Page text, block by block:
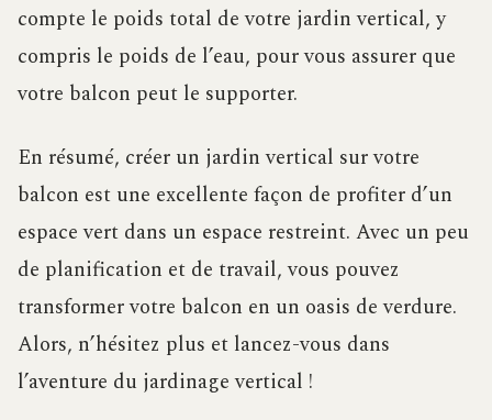
compte le poids total de votre jardin vertical, y
compris le poids de l’eau, pour vous assurer que
votre balcon peut le supporter.
En résumé, créer un jardin vertical sur votre
balcon est une excellente façon de profiter d’un
espace vert dans un espace restreint. Avec un peu
de planification et de travail, vous pouvez
transformer votre balcon en un oasis de verdure.
Alors, n’hésitez plus et lancez-vous dans
l’aventure du jardinage vertical !